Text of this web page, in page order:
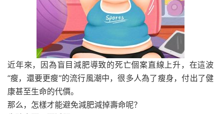
近年來，因為盲目減肥導致的死亡個案直線上升，在這波
“瘦，還要更瘦”的流行風潮中，很多人為了瘦身，付出了健
康甚至生命的代價。
那么，怎樣才能避免減肥減掉壽命呢？